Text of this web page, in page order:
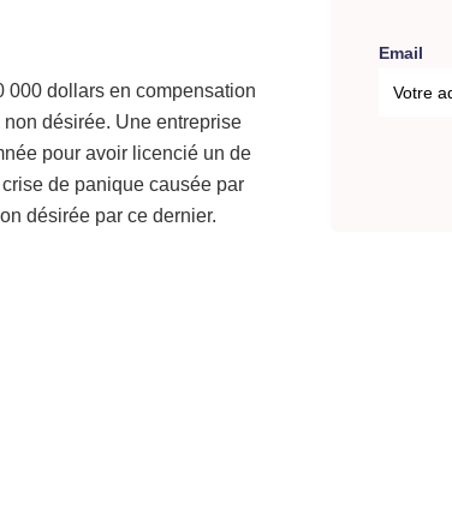
000 dollars en compensation
non désirée. Une entreprise
pour avoir licencié un de
de panique causée par
désirée par ce dernier.
Email